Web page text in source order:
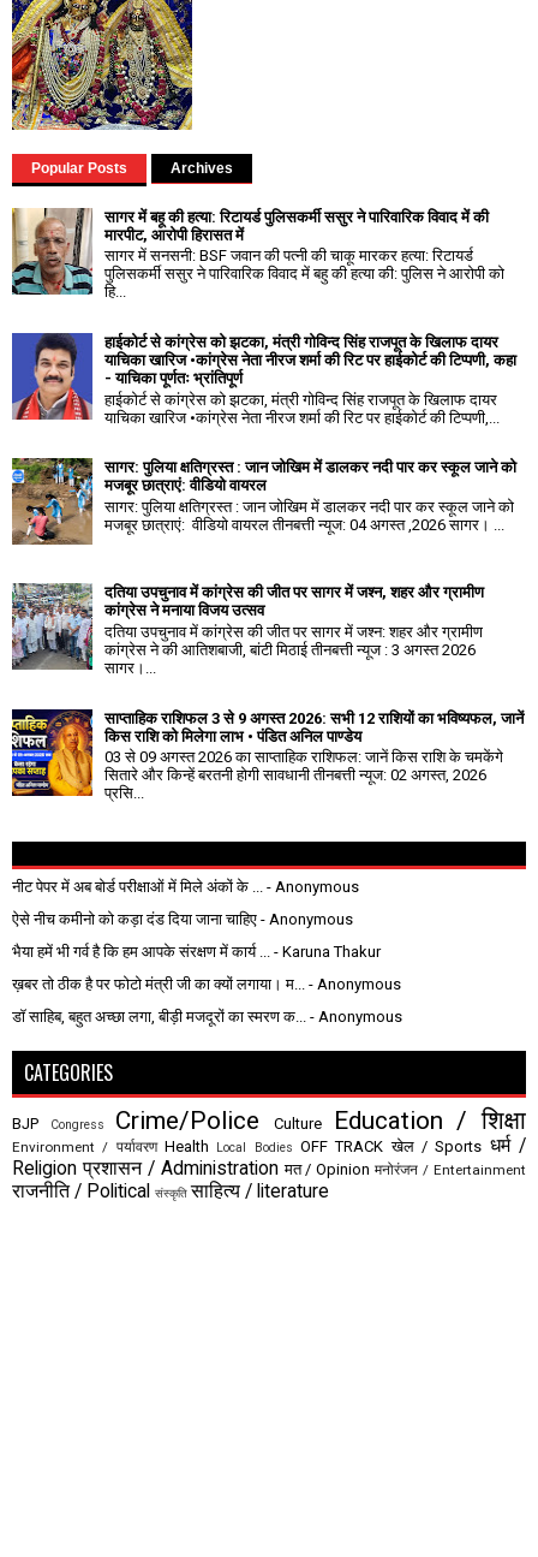
Popular Posts Archives
सागर में बहू की हत्या: रिटायर्ड पुलिसकर्मी ससुर ने पारिवारिक विवाद में की
मारपीट, आरोपी हिरासत में
सागर में सनसनी: BSF जवान की पत्नी की चाकू मारकर हत्या: रिटायर्ड
पुलिसकर्मी ससुर ने पारिवारिक विवाद में बहु की हत्या की: पुलिस ने आरोपी को
हि...
हाईकोर्ट से कांग्रेस को झटका, मंत्री गोविन्द सिंह राजपूत के खिलाफ दायर
याचिका खारिज •कांग्रेस नेता नीरज शर्मा की रिट पर हाईकोर्ट की टिप्पणी, कहा
- याचिका पूर्णतः भ्रांतिपूर्ण
हाईकोर्ट से कांग्रेस को झटका, मंत्री गोविन्द सिंह राजपूत के खिलाफ दायर
याचिका खारिज •कांग्रेस नेता नीरज शर्मा की रिट पर हाईकोर्ट की टिप्पणी,...
सागर: पुलिया क्षतिग्रस्त : जान जोखिम में डालकर नदी पार कर स्कूल जाने को
मजबूर छात्राएं: वीडियो वायरल
सागर: पुलिया क्षतिग्रस्त : जान जोखिम में डालकर नदी पार कर स्कूल जाने को
मजबूर छात्राएं: वीडियो वायरल तीनबत्ती न्यूज: 04 अगस्त ,2026 सागर। ...
दतिया उपचुनाव में कांग्रेस की जीत पर सागर में जश्न, शहर और ग्रामीण
कांग्रेस ने मनाया विजय उत्सव
दतिया उपचुनाव में कांग्रेस की जीत पर सागर में जश्न: शहर और ग्रामीण
कांग्रेस ने की आतिशबाजी, बांटी मिठाई तीनबत्ती न्यूज : 3 अगस्त 2026
सागर।...
साप्ताहिक राशिफल 3 से 9 अगस्त 2026: सभी 12 राशियों का भविष्यफल, जानें
किस राशि को मिलेगा लाभ • पंडित अनिल पाण्डेय
03 से 09 अगस्त 2026 का साप्ताहिक राशिफल: जानें किस राशि के चमकेंगे
सितारे और किन्हें बरतनी होगी सावधानी तीनबत्ती न्यूज: 02 अगस्त, 2026
प्रसि...
नीट पेपर में अब बोर्ड परीक्षाओं में मिले अंकों के ...
- Anonymous
ऐसे नीच कमीनो को कड़ा दंड दिया जाना चाहिए - Anonymous
भैया हमें भी गर्व है कि हम आपके संरक्षण में कार्य ...
- Karuna Thakur
ख़बर तो ठीक है पर फोटो मंत्री जी का क्यों लगाया। म...
- Anonymous
डॉ साहिब, बहुत अच्छा लगा, बीड़ी मजदूरों का स्मरण क...
- Anonymous
CATEGORIES
BJP Congress Crime/Police Culture Education / शिक्षा
Environment / पर्यावरण Health Local Bodies OFF TRACK खेल / Sports धर्म /
Religion प्रशासन / Administration मत / Opinion मनोरंजन / Entertainment
राजनीति / Political संस्कृति साहित्य / literature